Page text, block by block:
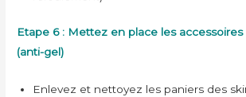
Etape 6 : Mettez en place les accessoires
(anti-gel)
Enlevez et nettoyez les paniers des